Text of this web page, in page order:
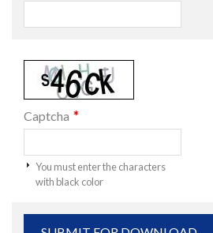
Captcha *
You must enter the characters
with black color